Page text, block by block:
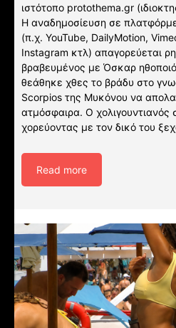
ιστότοπο protothema.gr
Η αναδημοσίευση σε
(π.χ. YouTube, DailyMotion,
Instagram κτλ) απαγορεύεται
βραβευμένος με Όσκαρ
θεάθηκε χθες το βράδυ στο
Scorpios της Μυκόνου να
ατμόσφαιρα. Ο χολιγουντιανός
χορεύοντας με τον δικό του
Read more